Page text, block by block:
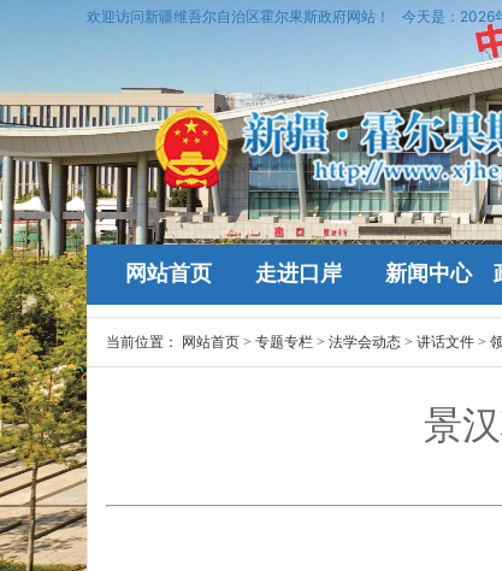
欢迎访问新疆维吾尔自治区霍尔果斯政府网站！ 今天是： 2026
网站首页 走进口岸 新闻中心
当前位置： 网站首页 > 专题专栏 > 法学会动态 > 讲话文件 >
景